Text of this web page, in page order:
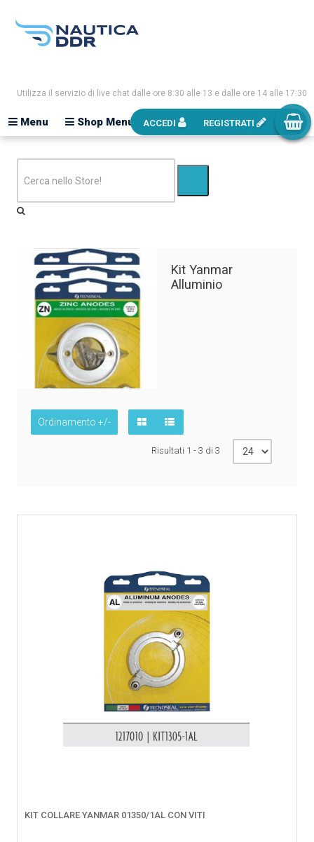
Utilizza il servizio di live chat dalle ore 8:30 alle 13 e dalle ore 14 alle 17:30
Shop Menu
Menu ACCEDI REGISTRATI
Kit Yanmar
Alluminio
Ordinamento +/-
Risultati 1 - 3 di 3
KIT COLLARE YANMAR 01350/1AL CON VITI